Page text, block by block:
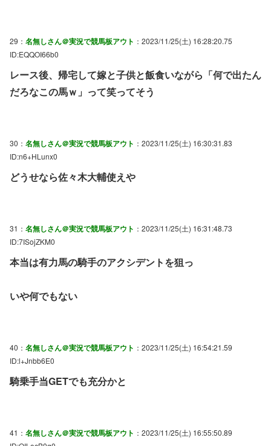
29： 名無しさん＠実況で競馬板アウト ：2023/11/25(土) 16:28:20.75
ID:EQQOI66b0
レース後、帰宅して嫁と子供と飯食いながら「何で出たん
だろなこの馬ｗ」って笑ってそう
30： 名無しさん＠実況で競馬板アウト ：2023/11/25(土) 16:30:31.83
ID:n6+HLunx0
どうせなら佐々木大輔使えや
31： 名無しさん＠実況で競馬板アウト ：2023/11/25(土) 16:31:48.73
ID:7ISojZKM0
本当は有力馬の騎手のアクシデントを狙っ
いや何でもない
40： 名無しさん＠実況で競馬板アウト ：2023/11/25(土) 16:54:21.59
ID:l+Jnbb6E0
騎乗手当GETでも充分かと
41： 名無しさん＠実況で競馬板アウト ：2023/11/25(土) 16:55:50.89